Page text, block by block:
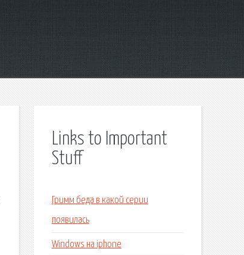
Links to Important
Stuff
Гримм беда в какой серии
появилась
Windows на iphone